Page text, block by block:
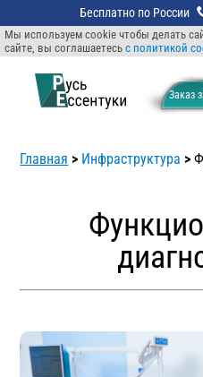
Мы используем cookie чтобы делать
сайте, вы соглашаетесь с политикой
Заказ
Главная > Инфраструктура >